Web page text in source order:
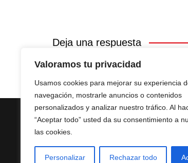
Valoramos tu privacidad
Usamos cookies para mejorar su experiencia
navegación, mostrarle anuncios o contenidos
personalizados y analizar nuestro tráfico. Al
“Aceptar todo” usted da su consentimiento a
las cookies.
Personalizar Rechazar todo
Deja una respuesta
Lo siento, debes estarconectado